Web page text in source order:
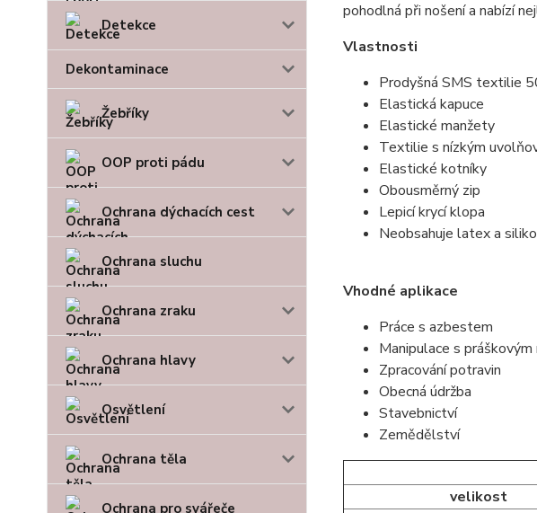
Detekce
Dekontaminace
Žebříky
OOP proti pádu
Ochrana dýchacích cest
Ochrana sluchu
Ochrana zraku
Ochrana hlavy
Osvětlení
Ochrana těla
Ochrana pro svářeče
pohodlná při nošení a nabízí
Vlastnosti
Prodyšná SMS textilie
Elastická kapuce
Elastické manžety
Textilie s nízkým
Elastické kotníky
Obousměrný zip
Lepicí krycí klopa
Neobsahuje latex a
Vhodné aplikace
Práce s azbestem
Manipulace s
Zpracování potravin
Obecná údržba
Stavebnictví
Zemědělství
velikost